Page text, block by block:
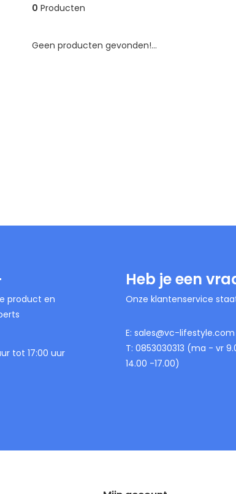
0 Producten
Geen producten gevonden!...
product en
tot 17:00 uur
Heb je een
Onze klantenservice
E: sales@vc-lifestyle.com
T: 0853030313 (ma - vr
14.00 -17.00)